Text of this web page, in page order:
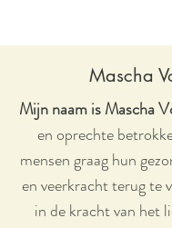
Mascha
Mijn naam is Mascha
en oprechte
mensen graag hun
en veerkracht terug te
in de kracht van het